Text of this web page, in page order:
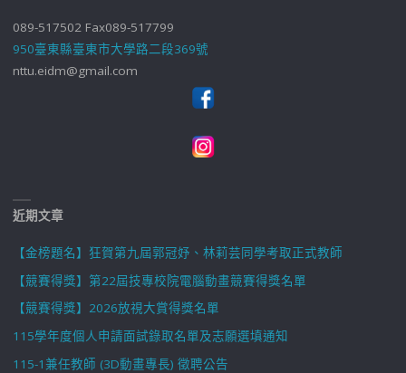
089-517502 Fax089-517799
950臺東縣臺東市大學路二段369號
nttu.eidm@gmail.com
近期文章
【金榜題名】狂賀第九屆郭冠妤、林莉芸同學考取正式教師
【競賽得獎】第22屆技專校院電腦動畫競賽得獎名單
【競賽得獎】2026放視大賞得獎名單
115學年度個人申請面試錄取名單及志願選填通知
115-1兼任教師 (3D動畫專長) 徵聘公告